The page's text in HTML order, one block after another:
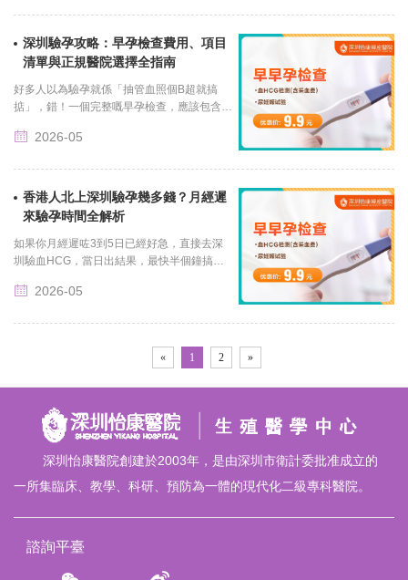
深圳驗孕攻略：早孕檢查費用、項目
清單與正規醫院選擇全指南
好多人以為驗孕就係「抽管血照個B超就搞
掂」，錯！一個完整嘅早孕檢查，應該包含以
2026-05
香港人北上深圳驗孕幾多錢？月經遲
來驗孕時間全解析
如果你月經遲咗3到5日已經好急，直接去深
圳驗血HCG，當日出結果，最快半個鐘搞
2026-05
« 1 2 »
深圳怡康醫院創建於2003年，是由深圳市衛計委批准成立的
一所集臨床、教學、科研、預防為一體的現代化二級專科醫院。
諮詢平臺